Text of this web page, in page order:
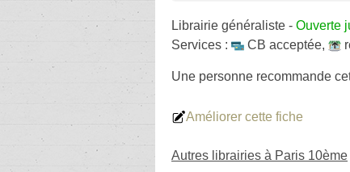
Librairie généraliste - Ouverte
Services :
CB acceptée,
Une personne recommande
Améliorer cette fiche
Autres librairies à Paris 10ème